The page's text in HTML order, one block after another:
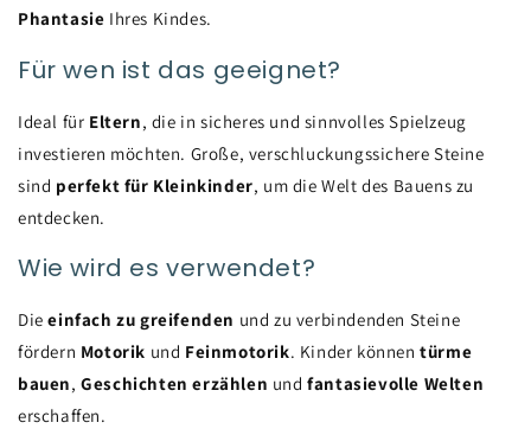
Phantasie Ihres Kindes.
Für wen ist das geeignet?
Ideal für Eltern, die in sicheres und sinnvolles Spielzeug
investieren möchten. Große, verschluckungssichere Steine
sind perfekt für Kleinkinder, um die Welt des Bauens zu
entdecken.
Wie wird es verwendet?
Dieeinfach zu greifenden und zu verbindenden Steine
fördern Motorik und Feinmotorik. Kinder könnentürme
bauen,Geschichten erzählen undfantasievolle Welten
erschaffen.